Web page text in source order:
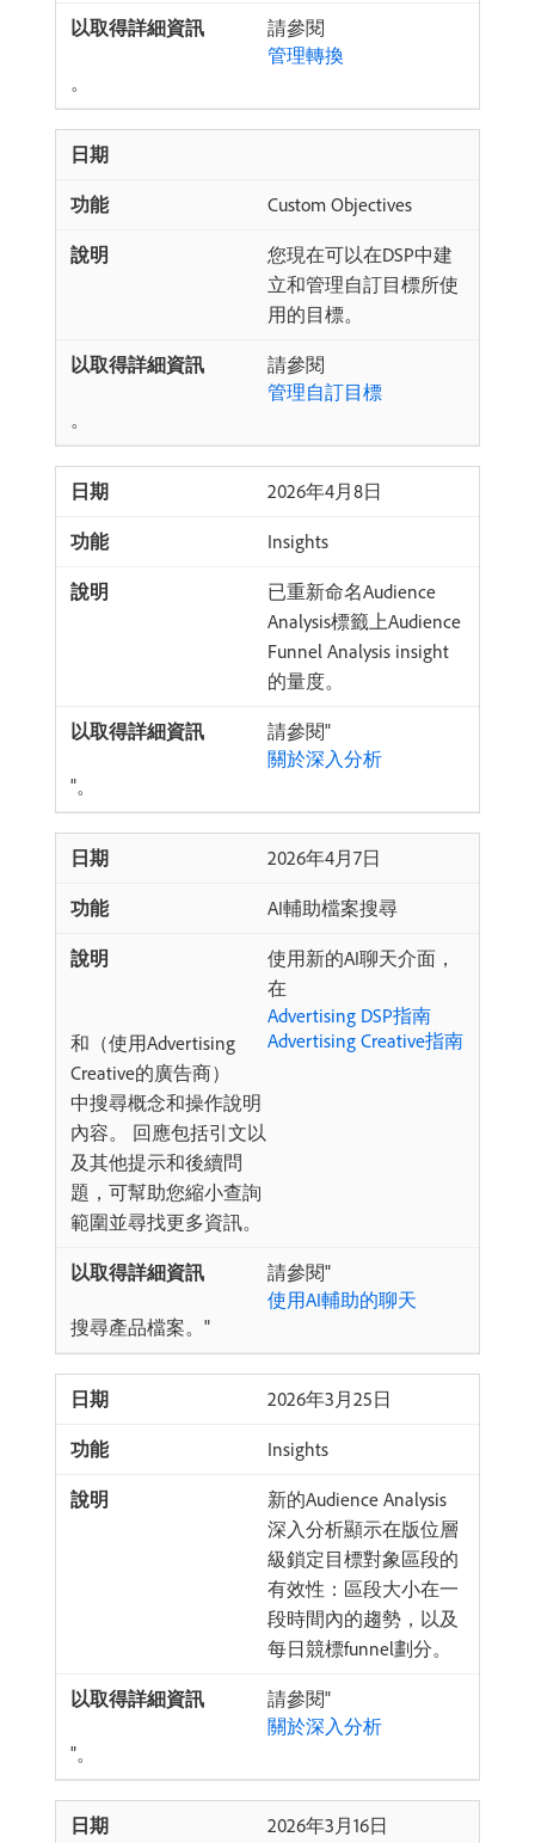
請參閱
管理轉換
。
Custom Objectives
您現在可以在DSP中建
立和管理自訂目標所使
用的目標。
請參閱
管理自訂目標
。
2026年4月8日
Insights
已重新命名Audience
Analysis標籤上Audience
Funnel Analysis insight
的量度。
請參閱"
關於深入分析
"。
2026年4月7日
AI輔助檔案搜尋
使用新的AI聊天介面，
在
Advertising DSP指南
和（使用Advertising
Creative的廣告商）
Advertising Creative指南
中搜尋概念和操作說明
內容。 回應包括引文以
及其他提示和後續問
題，可幫助您縮小查詢
範圍並尋找更多資訊。
請參閱"
使用AI輔助的聊天
搜尋產品檔案。"
2026年3月25日
Insights
新的Audience Analysis
深入分析顯示在版位層
級鎖定目標對象區段的
有效性：區段大小在一
段時間內的趨勢，以及
每日競標funnel劃分。
請參閱"
關於深入分析
"。
2026年3月16日